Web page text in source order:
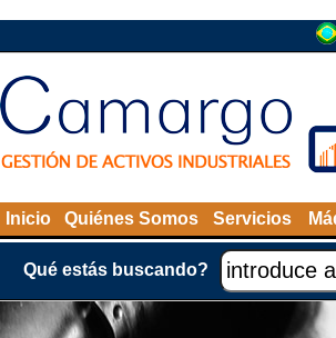
Inicio Quiénes Somos Servicios
Qué estás buscando?